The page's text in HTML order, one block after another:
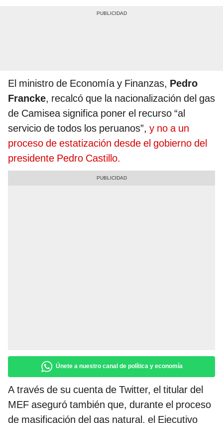
El ministro de Economía y Finanzas, Pedro
Francke, recalcó que la nacionalización del gas
de Camisea significa poner el recurso “al
servicio de todos los peruanos”, y no a un
proceso de estatización desde el gobierno del
presidente Pedro Castillo.
Únete a nuestro canal de política y economía
A través de su cuenta de Twitter, el titular del
MEF aseguró también que, durante el proceso
de masificación del gas natural, el Ejecutivo